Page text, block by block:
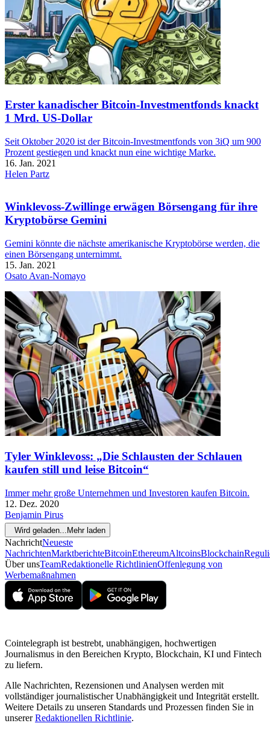
Erster kanadischer Bitcoin-Investmentfonds knackt
1 Mrd. US-Dollar
Seit Oktober 2020 ist der Bitcoin-Investmentfonds von 3iQ um 900
Prozent gestiegen und knackt nun eine wichtige Marke.
16. Jan. 2021
Helen Partz
Winklevoss-Zwillinge erwägen Börsengang für ihre
Kryptobörse Gemini
Gemini könnte die nächste amerikanische Kryptobörse werden, die
einen Börsengang unternimmt.
15. Jan. 2021
Osato Avan-Nomayo
Tyler Winklevoss: „Die Schlausten der Schlauen
kaufen still und leise Bitcoin“
Immer mehr große Unternehmen und Investoren kaufen Bitcoin.
12. Dez. 2020
Benjamin Pirus
Wird geladen... Mehr laden
NachrichtNeueste
NachrichtenMarktberichteBitcoinEthereumAltcoinsBlockchain
Über unsTeamRedaktionelle RichtlinienOffenlegung von
Werbemaßnahmen
Cointelegraph ist bestrebt, unabhängigen, hochwertigen
Journalismus in den Bereichen Krypto, Blockchain, KI und Fintech
zu liefern.
Alle Nachrichten, Rezensionen und Analysen werden mit
vollständiger journalistischer Unabhängigkeit und Integrität erstellt.
Weitere Details zu unseren Standards und Prozessen finden Sie in
unsererRedaktionellen Richtlinie.